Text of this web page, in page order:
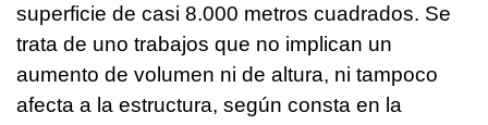
superficie de casi 8.000 metros cuadrados. Se
trata de uno trabajos que no implican un
aumento de volumen ni de altura, ni tampoco
afecta a la estructura, según consta en la